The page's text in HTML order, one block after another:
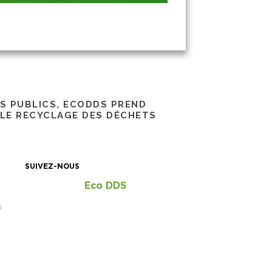
PUBLICS, ECODDS PREND
RECYCLAGE DES DÉCHETS
SUIVEZ-NOUS
Eco DDS